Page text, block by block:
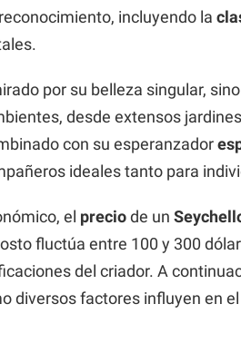
incluyendo la
por su belleza singular,
desde extensos
con su esperanzador
ideales tanto para
el preciode un
fluctúa entre 100 y 300
del criador. A
diversos factores influyen en el